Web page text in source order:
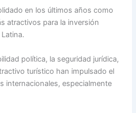
en los últimos años como
atractivos para la inversión
política, la seguridad jurídica,
turístico han impulsado el
internacionales, especialmente